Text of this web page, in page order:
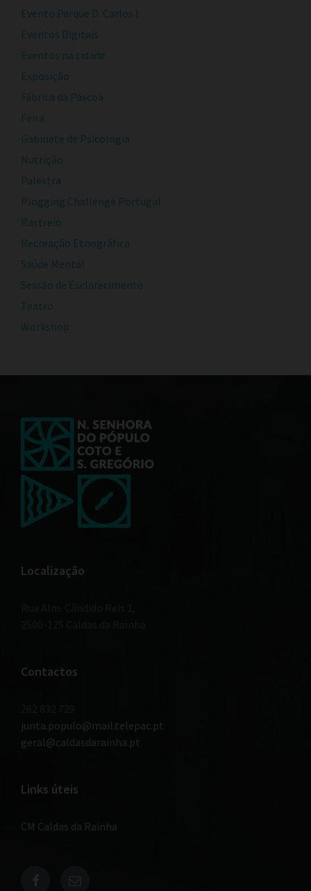
Evento Parque D. Carlos I
Eventos Digitais
Eventos na cidade
Exposição
Fábrica da Páscoa
Feira
Gabinete de Psicologia
Nutrição
Palestra
Plogging Challenge Portugal
Rastreio
Recreação Etnográfica
Saúde Mental
Sessão de Esclarecimento
Teatro
Workshop
Localização
Contactos
junta.populo@mail.telepac.pt
geral@caldasdarainha.pt
Links úteis
CM Caldas da Rainha